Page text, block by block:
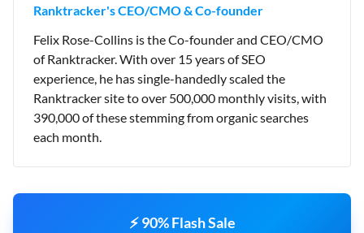
Ranktracker's CEO/CMO & Co-founder
Felix Rose-Collins is the Co-founder and CEO/CMO
of Ranktracker. With over 15 years of SEO
experience, he has single-handedly scaled the
Ranktracker site to over 500,000 monthly visits, with
390,000 of these stemming from organic searches
each month.
⚡ 90% Flash Sale